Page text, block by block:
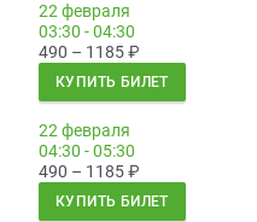
22 февраля
03:30 - 04:30
490 – 1185₽
КУПИТЬ БИЛЕТ
22 февраля
04:30 - 05:30
490 – 1185₽
КУПИТЬ БИЛЕТ